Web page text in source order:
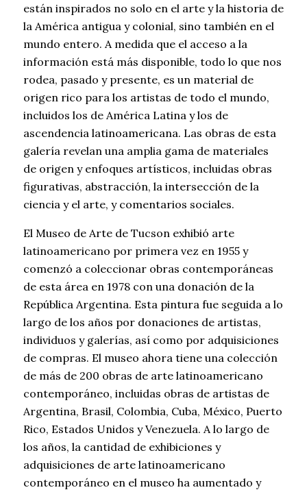
están inspirados no solo en el arte y la historia de
la América antigua y colonial, sino también en el
mundo entero. A medida que el acceso a la
información está más disponible, todo lo que nos
rodea, pasado y presente, es un material de
origen rico para los artistas de todo el mundo,
incluidos los de América Latina y los de
ascendencia latinoamericana. Las obras de esta
galería revelan una amplia gama de materiales
de origen y enfoques artísticos, incluidas obras
figurativas, abstracción, la intersección de la
ciencia y el arte, y comentarios sociales.
El Museo de Arte de Tucson exhibió arte
latinoamericano por primera vez en 1955 y
comenzó a coleccionar obras contemporáneas
de esta área en 1978 con una donación de la
República Argentina. Esta pintura fue seguida a lo
largo de los años por donaciones de artistas,
individuos y galerías, así como por adquisiciones
de compras. El museo ahora tiene una colección
de más de 200 obras de arte latinoamericano
contemporáneo, incluidas obras de artistas de
Argentina, Brasil, Colombia, Cuba, México, Puerto
Rico, Estados Unidos y Venezuela. A lo largo de
los años, la cantidad de exhibiciones y
adquisiciones de arte latinoamericano
contemporáneo en el museo ha aumentado y